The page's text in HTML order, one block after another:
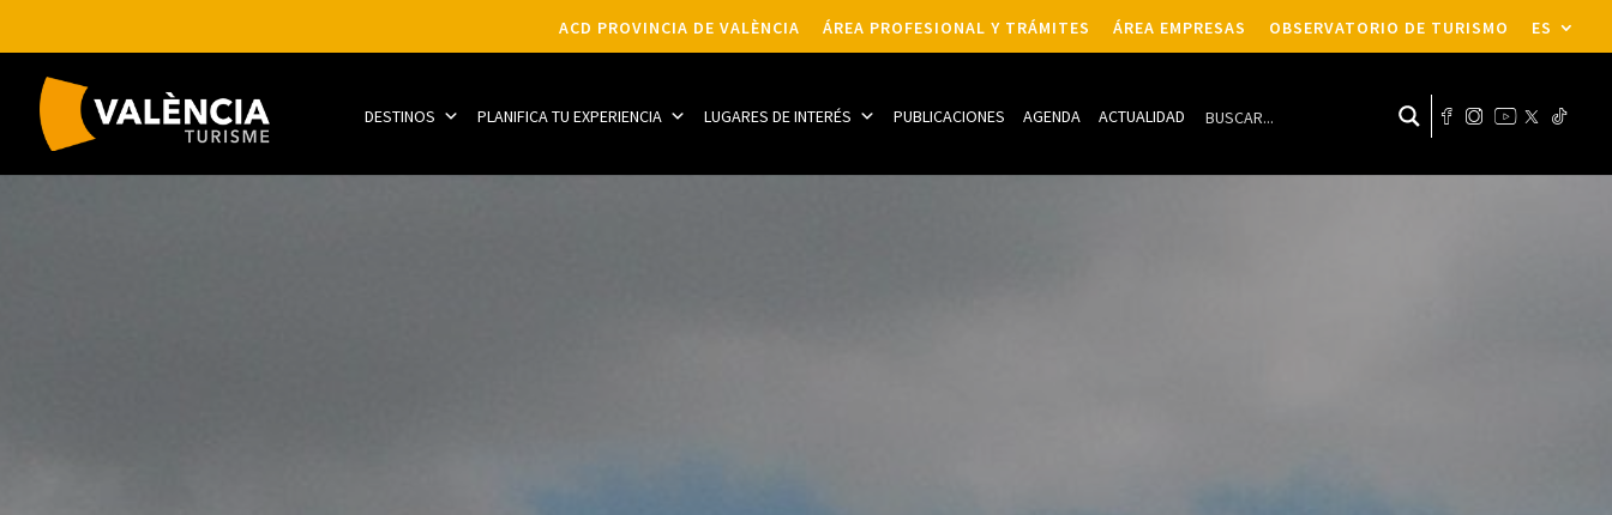
ACD PROVINCIA DE VALÈNCIA ÁREA PROFESIONAL Y TRÁMITES ÁREA EMPRESAS OBSERVATORIO DE TURISMO ES
DESTINOS PLANIFICA TU EXPERIENCIA LUGARES DE INTERÉS PUBLICACIONES AGENDA ACTUALIDAD